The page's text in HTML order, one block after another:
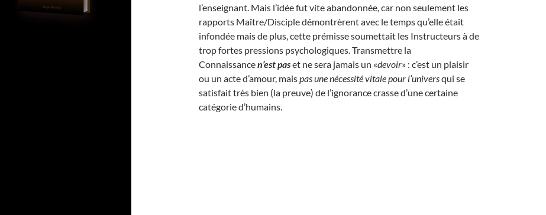
l’enseignant. Mais l’idée fut vite abandonnée, car non seulement les
rapports Maître/Disciple démontrèrent avec le temps qu’elle était
infondée mais de plus, cette prémisse soumettait les Instructeurs à de
trop fortes pressions psychologiques. Transmettre la
Connaissancen’est paset ne sera jamais un «devoir» : c’est un plaisir
ou un acte d’amour, maispas une nécessité vitale pour l’universqui se
satisfait très bien (la preuve) de l’ignorance crasse d’une certaine
catégorie d’humains.